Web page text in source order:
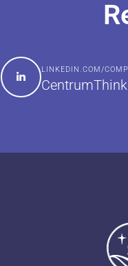
LINKEDIN.COM/
CentrumThink